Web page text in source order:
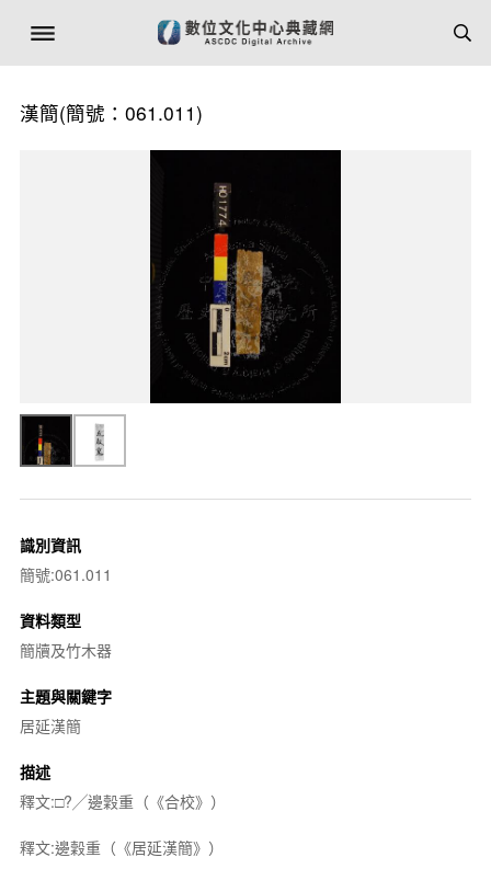
漢簡(簡號：061.011)
識別資訊
簡號:061.011
資料類型
簡牘及竹木器
主題與關鍵字
居延漢簡
描述
釋文:□?╱邊穀重（《合校》）
釋文:邊穀重（《居延漢簡》）